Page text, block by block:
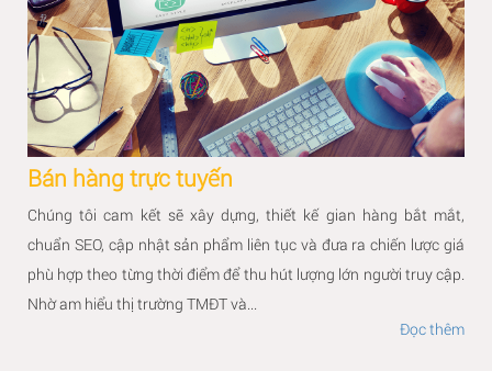
Bán hàng trực tuyến
Chúng tôi cam kết sẽ xây dựng, thiết kế gian hàng bắt mắt,
chuẩn SEO, cập nhật sản phẩm liên tục và đưa ra chiến lược giá
phù hợp theo từng thời điểm để thu hút lượng lớn người truy cập.
Nhờ am hiểu thị trường TMĐT và...
Đọc thêm